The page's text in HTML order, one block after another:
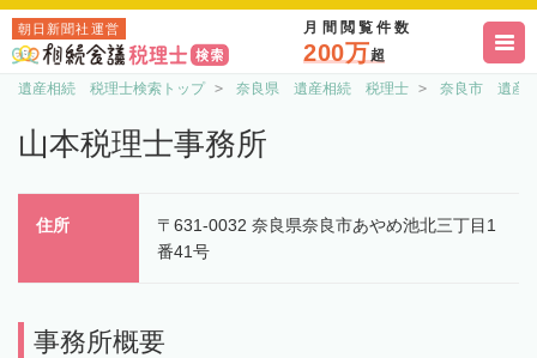
朝日新聞社運営 月間閲覧件数
200万超
遺産相続 税理士検索トップ 奈良県 遺産相続 税理士 奈良市 遺産
山本税理士事務所
住所
〒631-0032 奈良県奈良市あやめ池北三丁目1
番41号
事務所概要